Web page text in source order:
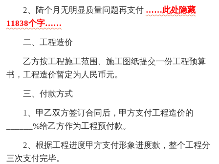
2、陆个月无明显质量问题再支付 ……此处隐藏
11838个字……
二、工程造价
乙方按工程施工范围、施工图纸提交一份工程预算
书，工程造价暂定为人民币元。
三、付款方式
1、甲乙双方签订合同后，甲方支付工程造价的
______%给乙方作为工程预付款。
2、根据工程进度甲方支付形象进度款，整个工程分
三次支付完毕。